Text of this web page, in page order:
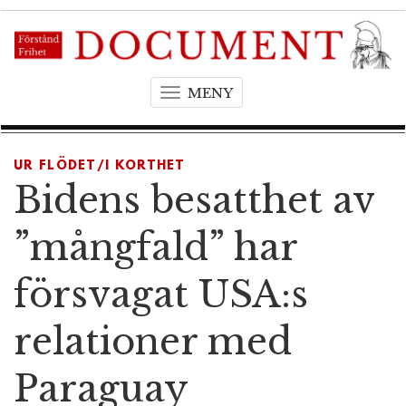
MENYT
g
n
i
g
a
t
UR FLÖDET/I KORTHET
Bidens besatthet av
”mångfald” har
försvagat USA:s
relationer med
Paraguay